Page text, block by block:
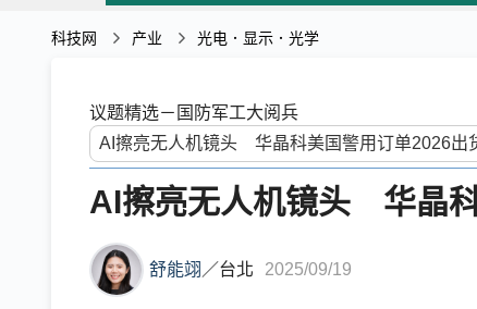
科技网 产业 光电．显示．光学
议题精选－国防军工大阅兵
AI擦亮无人机镜头 华晶
舒能翊 ／台北 2025/09/19